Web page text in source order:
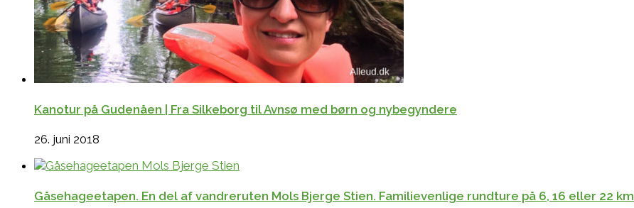
Kanotur på Gudenåen | Fra Silkeborg til Avnsø med børn og nybegyndere
26. juni 2018
Gåsehageetapen. En del af vandreruten Mols Bjerge Stien. Familievenlige rundture på 6, 16 eller 22 km